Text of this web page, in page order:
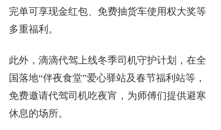
完单可享现金红包、免费抽货车使用权大奖等
多重福利。
此外，滴滴代驾上线冬季司机守护计划，在全
国落地“伴夜食堂”爱心驿站及春节福利站等，
免费邀请代驾司机吃夜宵，为师傅们提供避寒
休息的场所。